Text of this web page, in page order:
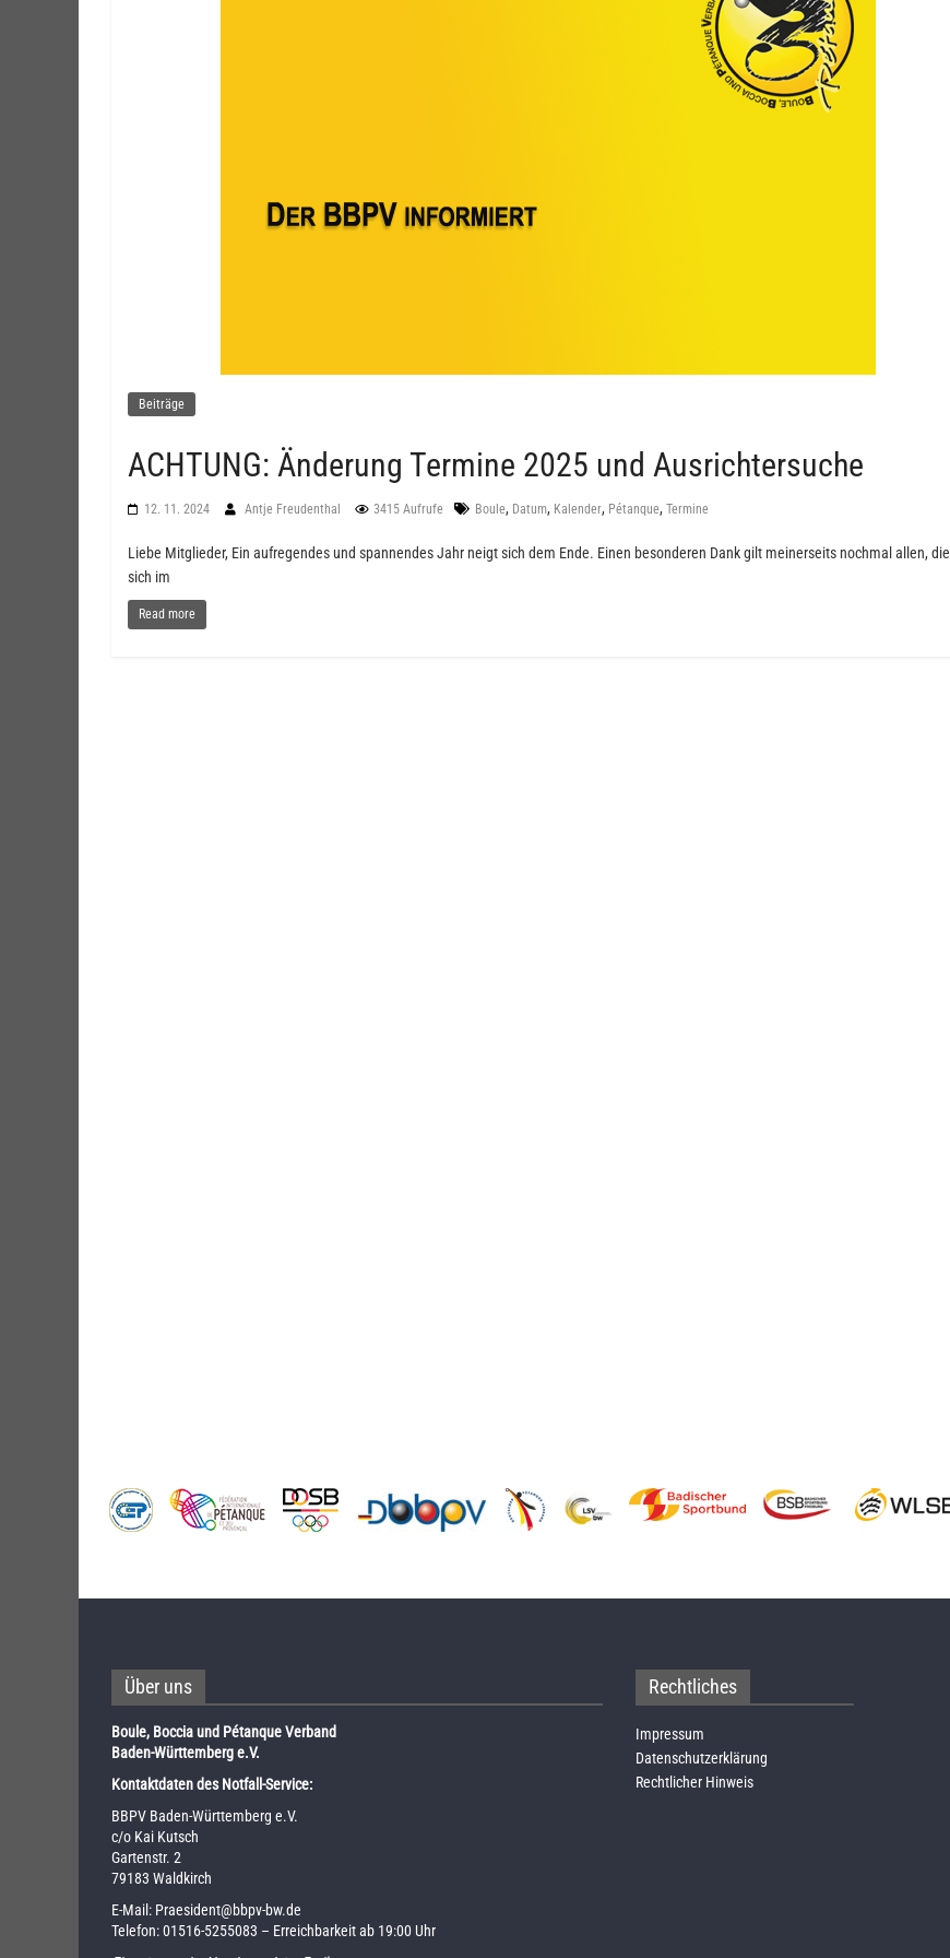
Beiträge
ACHTUNG: Änderung Termine 2025 und Ausrichtersuche
12. 11. 2024 Antje Freudenthal 3415 Aufrufe Boule, Datum, Kalender, Pétanque, Termine
Liebe Mitglieder, Ein aufregendes und spannendes Jahr neigt sich dem Ende. Einen besonderen Dank gilt meinerseits nochmal allen, die
sich im
Read more
Über uns
Boule, Boccia und Pétanque Verband
Baden-Württemberg e.V.
Kontaktdaten des Notfall-Service:
BBPV Baden-Württemberg e.V.
c/o Kai Kutsch
Gartenstr. 2
79183 Waldkirch
E-Mail: Praesident@bbpv-bw.de
Telefon:01516-5255083 – Erreichbarkeit ab 19:00 Uhr
Rechtliches
Impressum
Datenschutzerklärung
Rechtlicher Hinweis